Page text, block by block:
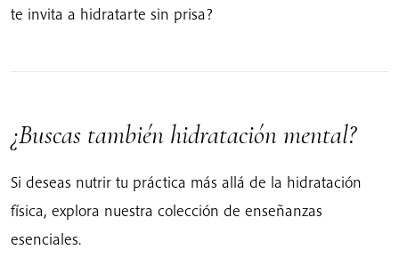
te invita a hidratarte sin prisa?
¿Buscas también hidratación mental?
Si deseas nutrir tu práctica más allá de la hidratación
física, explora nuestra colección de enseñanzas
esenciales.